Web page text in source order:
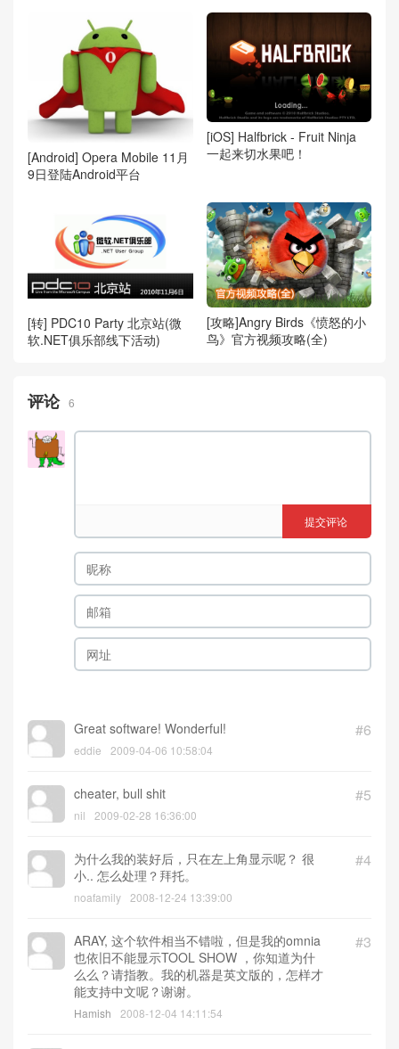
[Android] Opera Mobile 11月
9日登陆Android平台
[iOS] Halfbrick - Fruit Ninja
一起来切水果吧！
[转] PDC10 Party 北京站(微
软.NET俱乐部线下活动)
[攻略]Angry Birds《愤怒的小
鸟》官方视频攻略(全)
评论 6
提交评论
#6
Great software! Wonderful!
eddie 2009-04-06 10:58:04
#5
cheater, bull shit
nil 2009-02-28 16:36:00
#4
为什么我的装好后，只在左上角显示呢？ 很
小.. 怎么处理？拜托。
noafamily 2008-12-24 13:39:00
#3
ARAY, 这个软件相当不错啦，但是我的omnia
也依旧不能显示TOOL SHOW ，你知道为什
么么？请指教。我的机器是英文版的，怎样才
能支持中文呢？谢谢。
Hamish 2008-12-04 14:11:54